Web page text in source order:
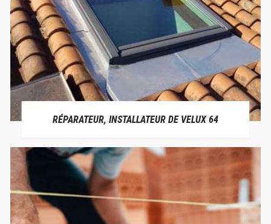
RÉPARATEUR, INSTALLATEUR DE VELUX 64